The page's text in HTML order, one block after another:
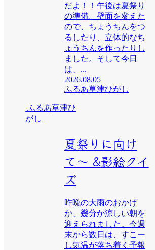
だよ！！午後は夏祭り
の準備。壁面を変えた
ので、ちょうちんをつ
るしたり、立体的なち
ょうちんを作ったりし
ました。そして今日
は、...
2026.08.05
ふるあ草津ひがし
ふるあ草津ひ
がし
夏祭りに向け
て〜 &影絵クイ
ズ
昨晩の大雨のおかげ
か、幾分か涼しい朝を
迎えられました。今週
末から数日は、すこー
し気温が落ち着く予報